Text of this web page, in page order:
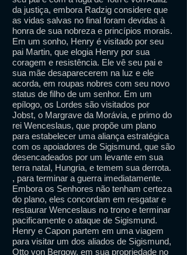
da justiça, embora Radzig considere que
as vidas salvas no final foram devidas à
honra de sua nobreza e princípios morais.
Em um sonho, Henry é visitado por seu
pai Martin, que elogia Henry por sua
coragem e resistência. Ele vê seu pai e
sua mãe desaparecerem na luz e ele
acorda, em roupas nobres com seu novo
status de filho de um senhor. Em um
epílogo, os Lordes são visitados por
Jobst, o Margrave da Morávia, e primo do
rei Wenceslaus, que propõe um plano
para estabelecer uma aliança estratégica
com os apoiadores de Sigismund, que são
desencadeados por um levante em sua
terra natal, Hungria, e temem sua derrota.
, para terminar a guerra imediatamente.
Embora os Senhores não tenham certeza
do plano, eles concordam em resgatar e
restaurar Wenceslaus no trono e terminar
pacificamente o ataque de Sigismund.
Henry e Capon partem em uma viagem
para visitar um dos aliados de Sigismund,
Otto von Bergow, em sua propriedade no